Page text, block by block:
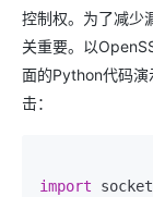
控制权。为了减少
关重要。以
面的Python代码演
击：
import